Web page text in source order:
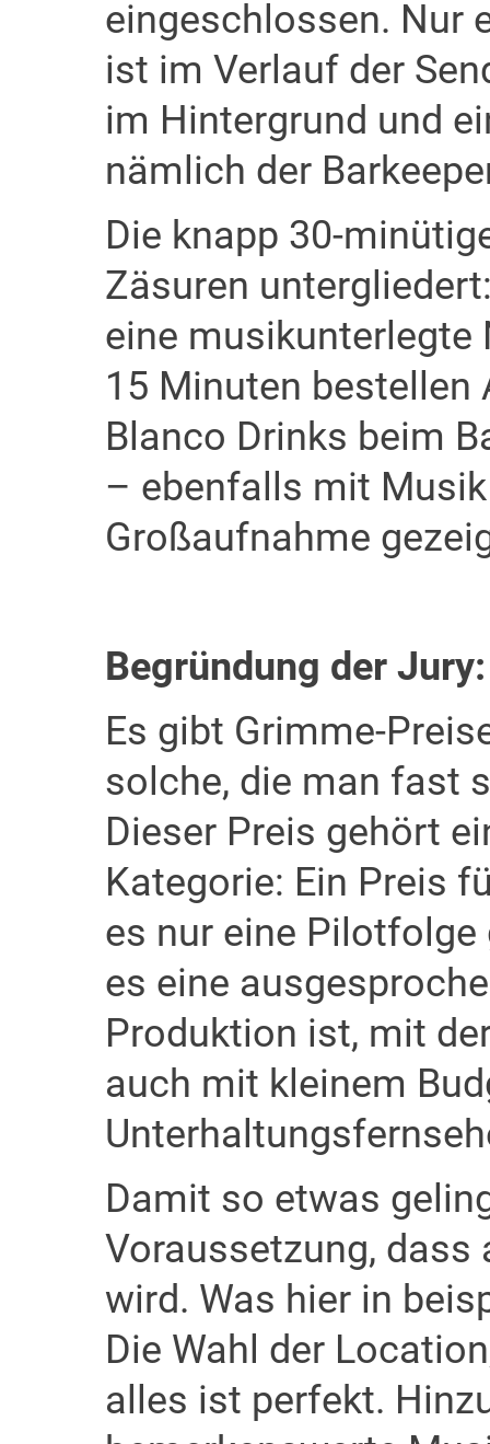
eingeschlossen. Nur
ist im Verlauf der
im Hintergrund und
nämlich der
Die knapp 30-
Zäsuren
eine musikunterlegte
15 Minuten bestellen
Blanco Drinks beim
– ebenfalls mit
Großaufnahme
Begründung der Jury:
Es gibt Grimme-
solche, die man fast
Dieser Preis gehört
Kategorie: Ein Preis
es nur eine
es eine
Produktion ist, mit
auch mit kleinem
Damit so etwas
Voraussetzung,
wird. Was hier in
Die Wahl der
alles ist perfekt.